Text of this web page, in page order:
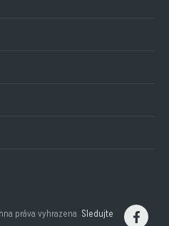
práva vyhrazena Sledujte